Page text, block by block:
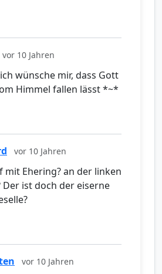
vor 10 Jahren
wünsche mir, dass Gott
Himmel fallen lässt *~*
vor 10 Jahren
mit Ehering? an der linken
Der ist doch der eiserne
vor 10 Jahren